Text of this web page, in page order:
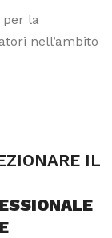
per la
nell’ambito
IL